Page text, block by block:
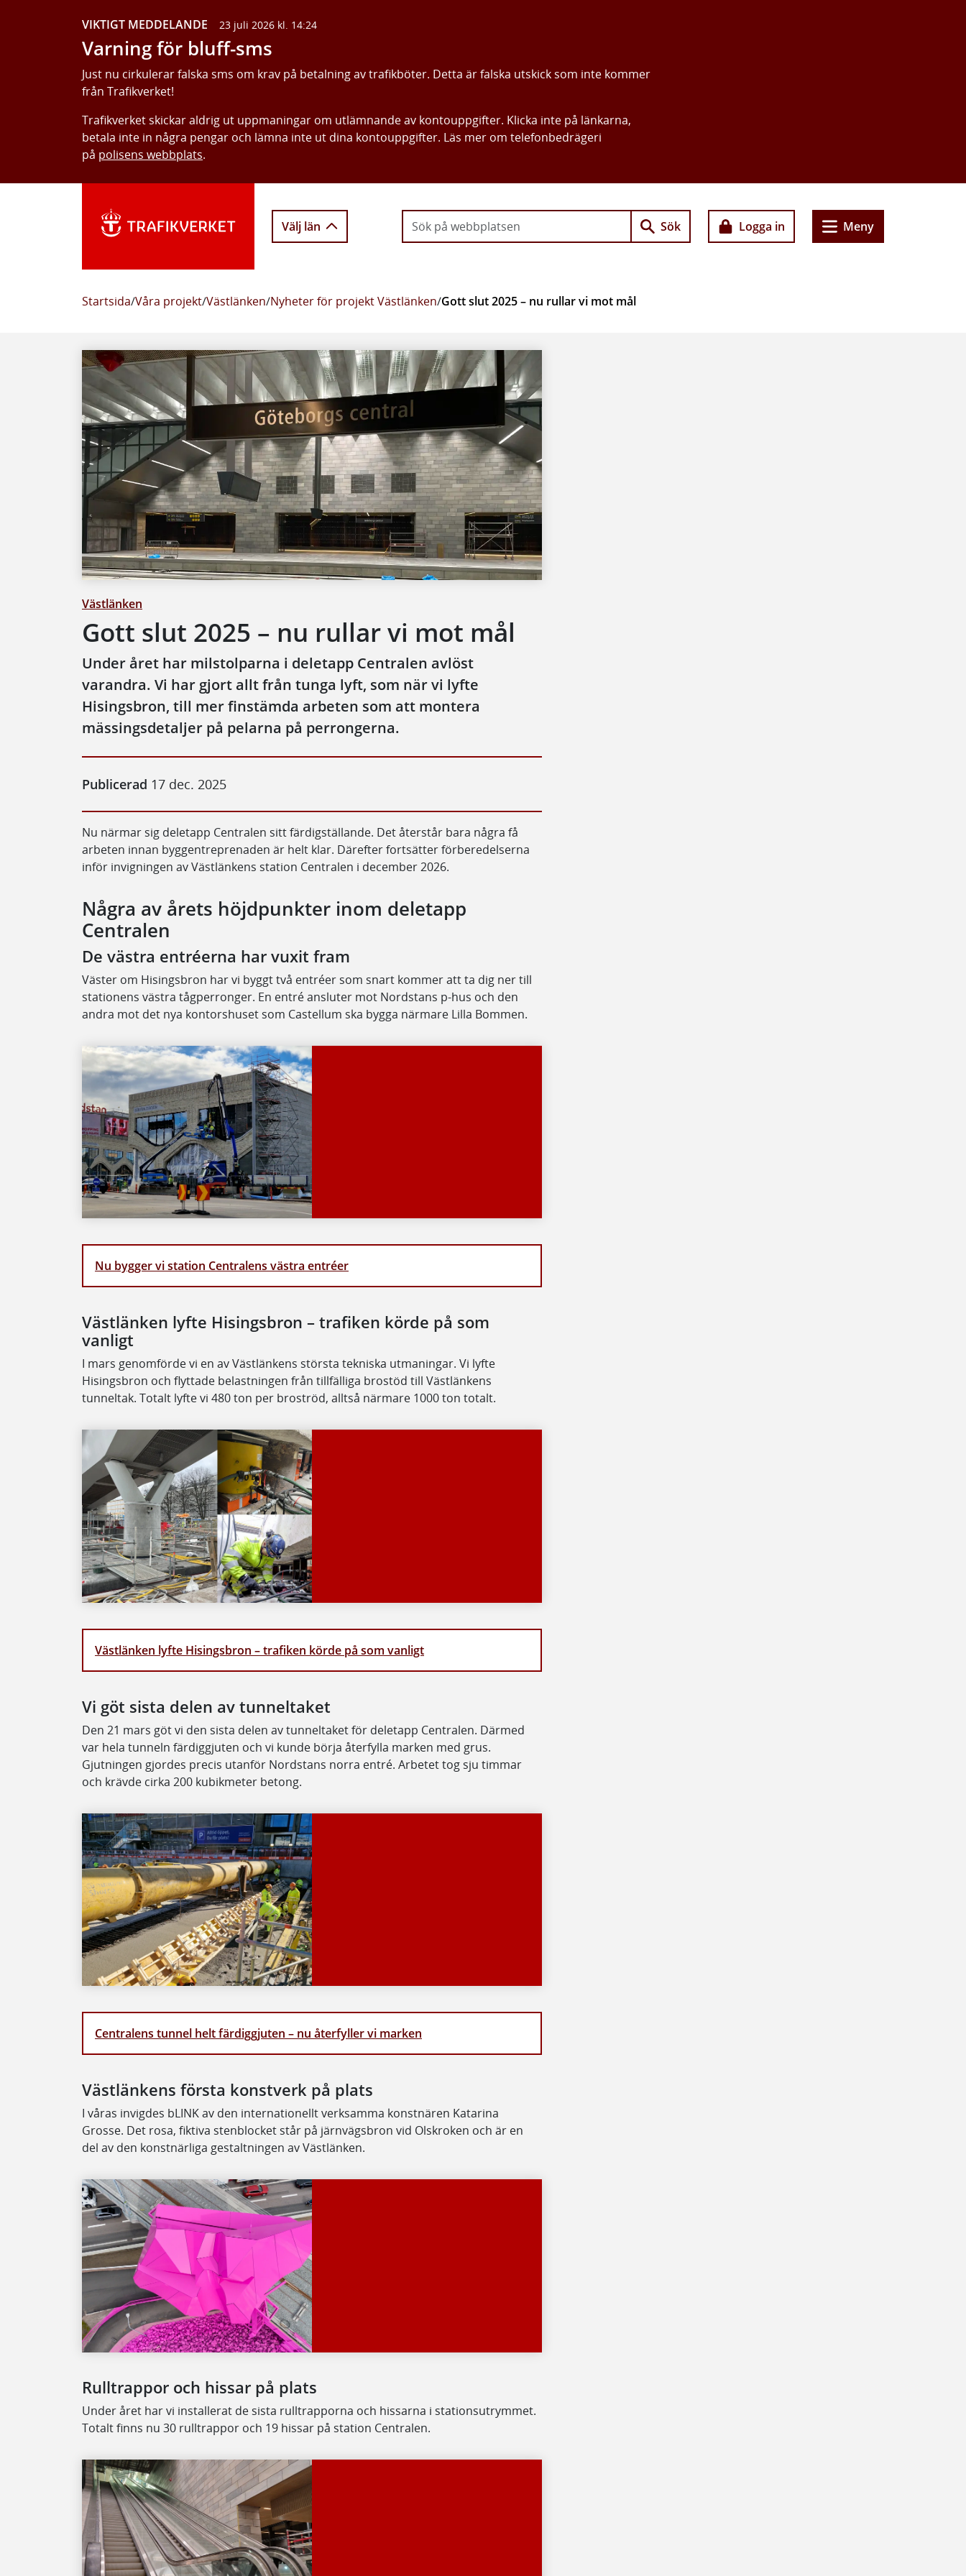
VIKTIGT MEDDELANDE 23 juli 2026 kl. 14:24
Varning för bluff-sms
Just nu cirkulerar falska sms om krav på betalning av trafikböter. Detta är falska utskick som inte kommer
från Trafikverket!
Trafikverket skickar aldrig ut uppmaningar om utlämnande av kontouppgifter. Klicka inte på länkarna,
betala inte in några pengar och lämna inte ut dina kontouppgifter. Läs mer om telefonbedrägeri
på polisens webbplats.
Välj län Sök Logga in Meny
Startsida/Våra projekt/Västlänken/Nyheter för projekt Västlänken/Gott slut 2025 – nu rullar vi mot mål
Västlänken
Gott slut 2025 – nu rullar vi mot mål
Under året har milstolparna i deletapp Centralen avlöst
varandra. Vi har gjort allt från tunga lyft, som när vi lyfte
Hisingsbron, till mer finstämda arbeten som att montera
mässingsdetaljer på pelarna på perrongerna.
Publicerad 17 dec. 2025
Nu närmar sig deletapp Centralen sitt färdigställande. Det återstår bara några få
arbeten innan byggentreprenaden är helt klar. Därefter fortsätter förberedelserna
inför invigningen av Västlänkens station Centralen i december 2026.
Några av årets höjdpunkter inom deletapp
Centralen
De västra entréerna har vuxit fram
Väster om Hisingsbron har vi byggt två entréer som snart kommer att ta dig ner till
stationens västra tågperronger. En entré ansluter mot Nordstans p-hus och den
andra mot det nya kontorshuset som Castellum ska bygga närmare Lilla Bommen.
Nu bygger vi station Centralens västra entréer
Västlänken lyfte Hisingsbron – trafiken körde på som
vanligt
I mars genomförde vi en av Västlänkens största tekniska utmaningar. Vi lyfte
Hisingsbron och flyttade belastningen från tillfälliga brostöd till Västlänkens
tunneltak. Totalt lyfte vi 480 ton per broströd, alltså närmare 1000 ton totalt.
Västlänken lyfte Hisingsbron – trafiken körde på som vanligt
Vi göt sista delen av tunneltaket
Den 21 mars göt vi den sista delen av tunneltaket för deletapp Centralen. Därmed
var hela tunneln färdiggjuten och vi kunde börja återfylla marken med grus.
Gjutningen gjordes precis utanför Nordstans norra entré. Arbetet tog sju timmar
och krävde cirka 200 kubikmeter betong.
Centralens tunnel helt färdiggjuten – nu återfyller vi marken
Västlänkens första konstverk på plats
I våras invigdes bLINK av den internationellt verksamma konstnären Katarina
Grosse. Det rosa, fiktiva stenblocket står på järnvägsbron vid Olskroken och är en
del av den konstnärliga gestaltningen av Västlänken.
Rulltrappor och hissar på plats
Under året har vi installerat de sista rulltrapporna och hissarna i stationsutrymmet.
Totalt finns nu 30 rulltrappor och 19 hissar på station Centralen.